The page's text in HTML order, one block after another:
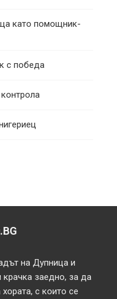
като помощник-
с победа
на Дупница и
заедно, за да
с които се